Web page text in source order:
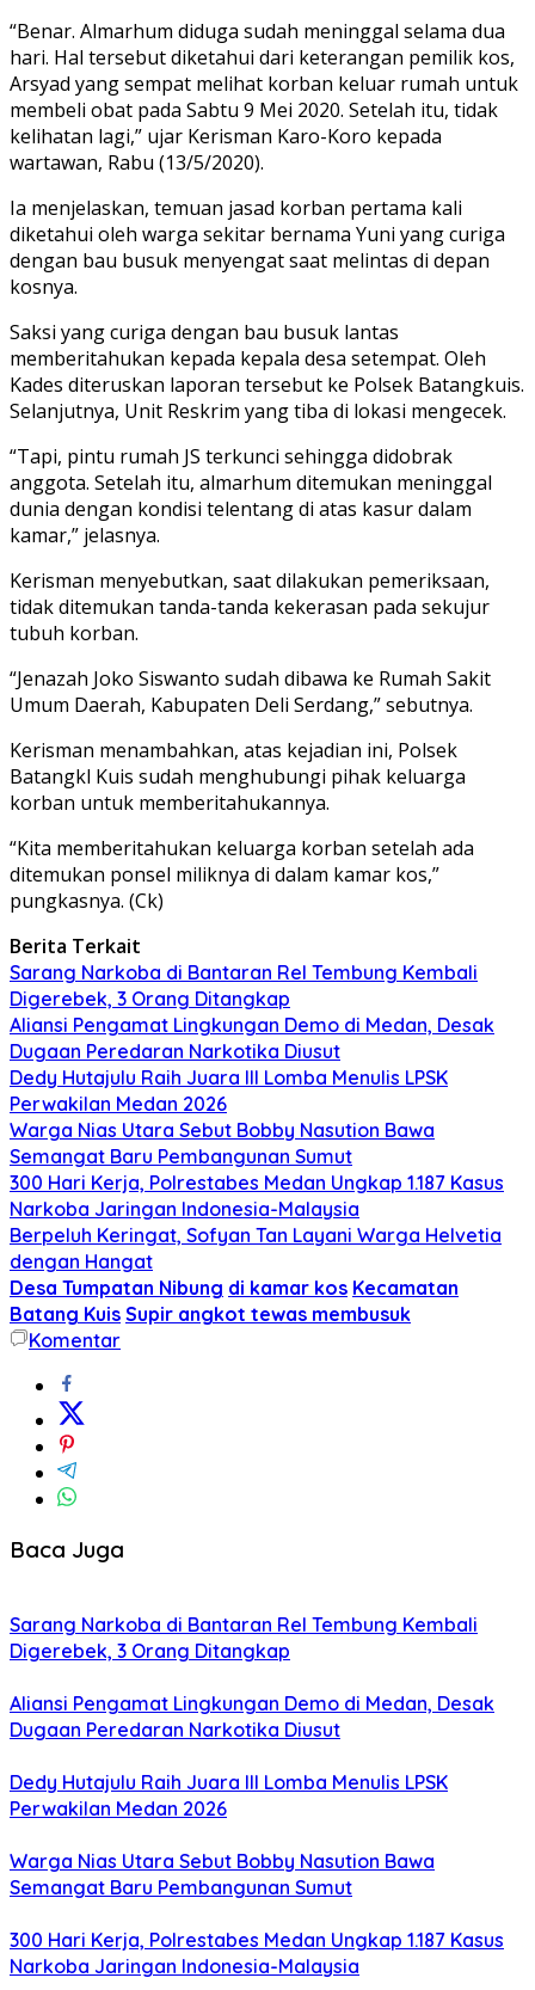
“Benar. Almarhum diduga sudah meninggal selama dua
hari. Hal tersebut diketahui dari keterangan pemilik kos,
Arsyad yang sempat melihat korban keluar rumah untuk
membeli obat pada Sabtu 9 Mei 2020. Setelah itu, tidak
kelihatan lagi,” ujar Kerisman Karo-Koro kepada
wartawan, Rabu (13/5/2020).
Ia menjelaskan, temuan jasad korban pertama kali
diketahui oleh warga sekitar bernama Yuni yang curiga
dengan bau busuk menyengat saat melintas di depan
kosnya.
Saksi yang curiga dengan bau busuk lantas
memberitahukan kepada kepala desa setempat. Oleh
Kades diteruskan laporan tersebut ke Polsek Batangkuis.
Selanjutnya, Unit Reskrim yang tiba di lokasi mengecek.
“Tapi, pintu rumah JS terkunci sehingga didobrak
anggota. Setelah itu, almarhum ditemukan meninggal
dunia dengan kondisi telentang di atas kasur dalam
kamar,” jelasnya.
Kerisman menyebutkan, saat dilakukan pemeriksaan,
tidak ditemukan tanda-tanda kekerasan pada sekujur
tubuh korban.
“Jenazah Joko Siswanto sudah dibawa ke Rumah Sakit
Umum Daerah, Kabupaten Deli Serdang,” sebutnya.
Kerisman menambahkan, atas kejadian ini, Polsek
Batangkl Kuis sudah menghubungi pihak keluarga
korban untuk memberitahukannya.
“Kita memberitahukan keluarga korban setelah ada
ditemukan ponsel miliknya di dalam kamar kos,”
pungkasnya. (Ck)
Berita Terkait
Sarang Narkoba di Bantaran Rel Tembung Kembali
Digerebek, 3 Orang Ditangkap
Aliansi Pengamat Lingkungan Demo di Medan, Desak
Dugaan Peredaran Narkotika Diusut
Dedy Hutajulu Raih Juara III Lomba Menulis LPSK
Perwakilan Medan 2026
Warga Nias Utara Sebut Bobby Nasution Bawa
Semangat Baru Pembangunan Sumut
300 Hari Kerja, Polrestabes Medan Ungkap 1.187 Kasus
Narkoba Jaringan Indonesia-Malaysia
Berpeluh Keringat, Sofyan Tan Layani Warga Helvetia
dengan Hangat
Desa Tumpatan Nibung di kamar kos Kecamatan
Batang Kuis Supir angkot tewas membusuk
Komentar
Baca Juga
Sarang Narkoba di Bantaran Rel Tembung Kembali
Digerebek, 3 Orang Ditangkap
Aliansi Pengamat Lingkungan Demo di Medan, Desak
Dugaan Peredaran Narkotika Diusut
Dedy Hutajulu Raih Juara III Lomba Menulis LPSK
Perwakilan Medan 2026
Warga Nias Utara Sebut Bobby Nasution Bawa
Semangat Baru Pembangunan Sumut
300 Hari Kerja, Polrestabes Medan Ungkap 1.187 Kasus
Narkoba Jaringan Indonesia-Malaysia